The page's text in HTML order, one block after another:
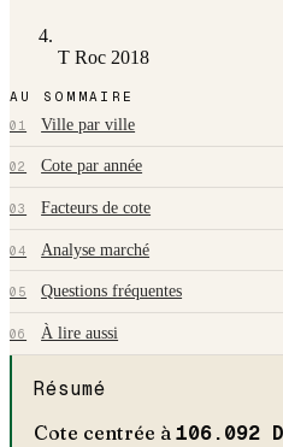
T Roc 2018
AU SOMMAIRE
01 Ville par ville
02 Cote par année
03 Facteurs de cote
04 Analyse marché
05 Questions fréquentes
06 À lire aussi
Résumé
Cote centrée à 106.092